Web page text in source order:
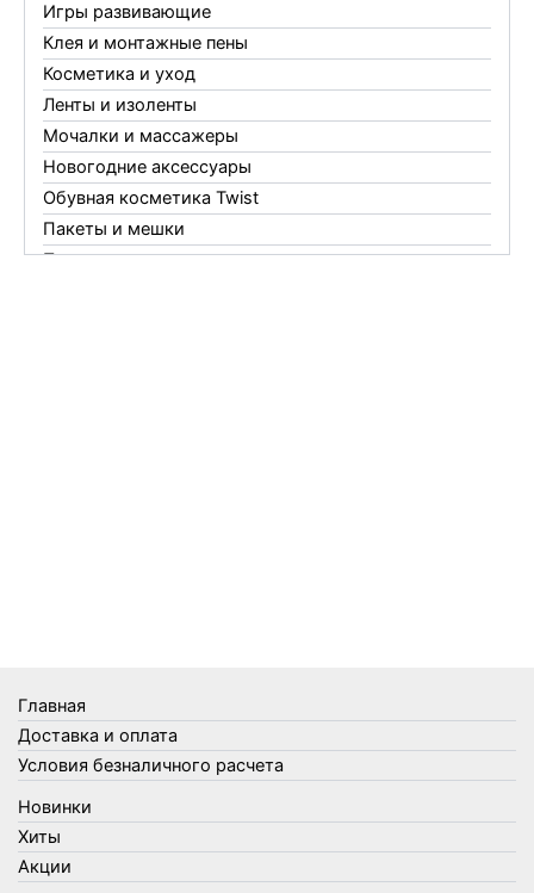
Игры развивающие
Клея и монтажные пены
Косметика и уход
Ленты и изоленты
Мочалки и массажеры
Новогодние аксессуары
Обувная косметика Twist
Пакеты и мешки
Перчатки
Товары для кухни
Товары для сада и огорода
Товары для туризма и отдыха
Упаковка
Утеплители и прочее
Фонари, лампы и удлинители
Главная
Доставка и оплата
Условия безналичного расчета
Новинки
Хиты
Акции